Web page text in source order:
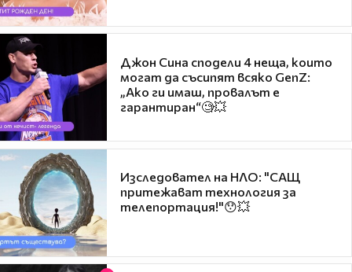
Джон Сина сподели 4 неща, които
могат да съсипят всяко GenZ:
„Ако ги имаш, провалът е
гарантиран“🧐💥
Изследовател на НЛО: "САЩ
притежават технология за
телепортация!"😯💥